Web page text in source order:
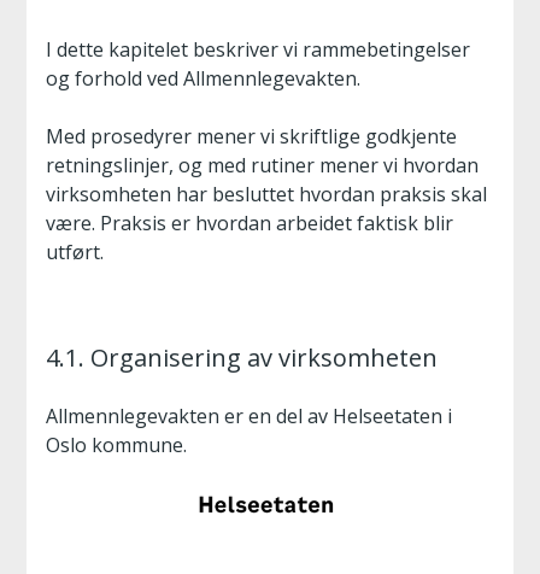
I dette kapitelet beskriver vi rammebetingelser
og forhold ved Allmennlegevakten.
Med prosedyrer mener vi skriftlige godkjente
retningslinjer, og med rutiner mener vi hvordan
virksomheten har besluttet hvordan praksis skal
være. Praksis er hvordan arbeidet faktisk blir
utført.
4.1. Organisering av virksomheten
Allmennlegevakten er en del av Helseetaten i
Oslo kommune.